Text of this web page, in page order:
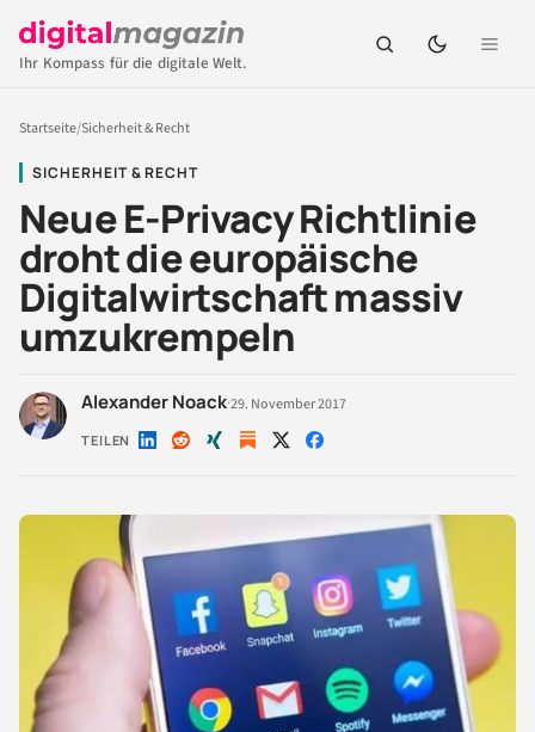
Ihr Kompass für die digitale Welt.
Startseite/Sicherheit & Recht
SICHERHEIT & RECHT
Neue E-Privacy Richtlinie
droht die europäische
Digitalwirtschaft massiv
umzukrempeln
Alexander Noack·29. November 2017
TEILEN Auf Auf Auf Auf Auf